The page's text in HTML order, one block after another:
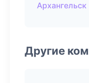
Архангельск
Другие